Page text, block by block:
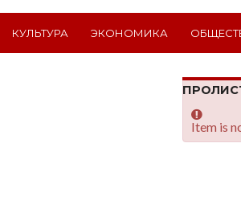
КУЛЬТУРА ЭКОНОМИКА
Item is